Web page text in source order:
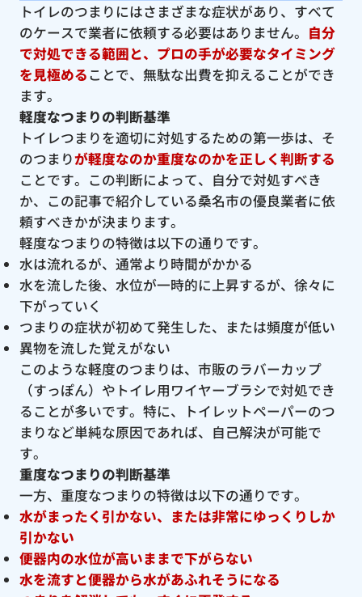
トイレのつまりにはさまざまな症状があり、すべて
のケースで業者に依頼する必要はありません。 自分
で対処できる範囲と、プロの手が必要なタイミング
を見極めることで、無駄な出費を抑えることができ
ます。
軽度なつまりの判断基準
トイレつまりを適切に対処するための第一歩は、そ
のつまりが軽度なのか重度なのかを正しく判断する
ことです。この判断によって、自分で対処すべき
か、この記事で紹介している桑名市の優良業者に依
頼すべきかが決まります。
軽度なつまりの特徴は以下の通りです。
水は流れるが、通常より時間がかかる
水を流した後、水位が一時的に上昇するが、徐々に
下がっていく
つまりの症状が初めて発生した、または頻度が低い
異物を流した覚えがない
このような軽度のつまりは、市販のラバーカップ
（すっぽん）やトイレ用ワイヤーブラシで対処でき
ることが多いです。特に、トイレットペーパーのつ
まりなど単純な原因であれば、自己解決が可能で
す。
重度なつまりの判断基準
一方、重度なつまりの特徴は以下の通りです。
水がまったく引かない、または非常にゆっくりしか
引かない
便器内の水位が高いままで下がらない
水を流すと便器から水があふれそうになる